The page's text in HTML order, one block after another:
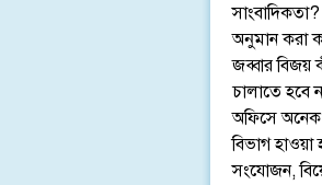
সাংবাদিকতা?
অনুমান করা
জব্বার
চালাতে হবে
অফিসে অনেক
বিভাগ
সংযোজন,